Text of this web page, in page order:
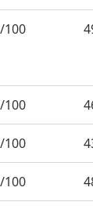
100
100
100
100